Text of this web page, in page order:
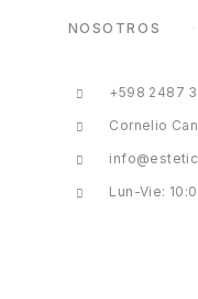
NOSOTROS
+598 2487
Cornelio
Lun-Vie: